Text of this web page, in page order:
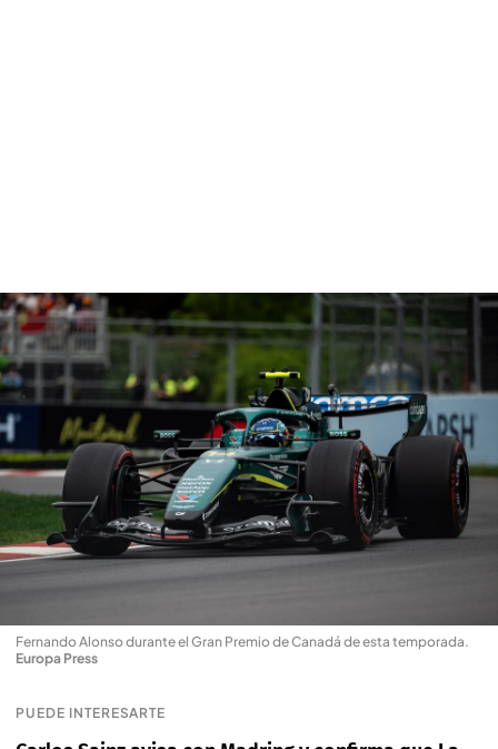
Fernando Alonso durante el Gran Premio de Canadá de esta temporada.
Europa Press
PUEDE INTERESARTE